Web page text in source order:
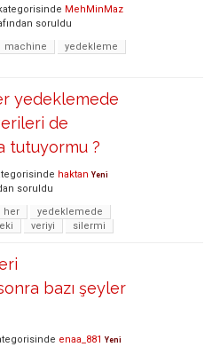
kategorisinde MehMinMaz
soruldu
machine
yedekleme
yedeklemede
de
tutuyormu ?
haktan Yeni
soruldu
her
yedeklemede
veriyi silermi
bazı şeyler
enaa_881 Yeni